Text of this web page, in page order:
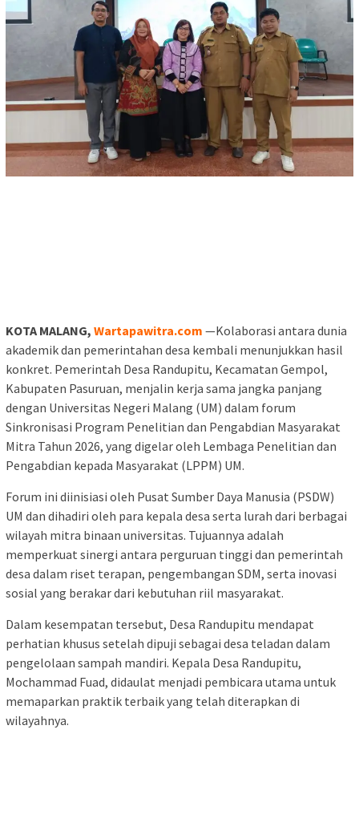
KOTA MALANG, Wartapawitra.com —Kolaborasi antara dunia
akademik dan pemerintahan desa kembali menunjukkan hasil
konkret. Pemerintah Desa Randupitu, Kecamatan Gempol,
Kabupaten Pasuruan, menjalin kerja sama jangka panjang
dengan Universitas Negeri Malang (UM) dalam forum
Sinkronisasi Program Penelitian dan Pengabdian Masyarakat
Mitra Tahun 2026, yang digelar oleh Lembaga Penelitian dan
Pengabdian kepada Masyarakat (LPPM) UM.
Forum ini diinisiasi oleh Pusat Sumber Daya Manusia (PSDW)
UM dan dihadiri oleh para kepala desa serta lurah dari berbagai
wilayah mitra binaan universitas. Tujuannya adalah
memperkuat sinergi antara perguruan tinggi dan pemerintah
desa dalam riset terapan, pengembangan SDM, serta inovasi
sosial yang berakar dari kebutuhan riil masyarakat.
Dalam kesempatan tersebut, Desa Randupitu mendapat
perhatian khusus setelah dipuji sebagai desa teladan dalam
pengelolaan sampah mandiri. Kepala Desa Randupitu,
Mochammad Fuad, didaulat menjadi pembicara utama untuk
memaparkan praktik terbaik yang telah diterapkan di
wilayahnya.